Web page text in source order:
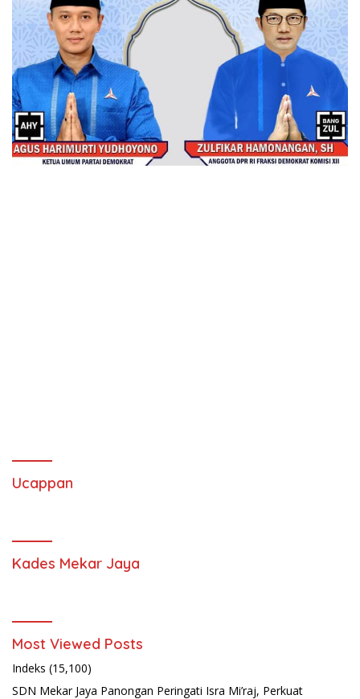
Ucappan
Kades Mekar Jaya
Most Viewed Posts
Indeks (15,100)
SDN Mekar Jaya Panongan Peringati Isra Mi’raj, Perkuat